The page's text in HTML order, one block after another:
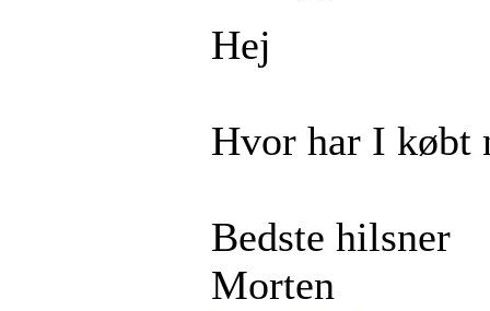
Hej
Hvor har I købt
Bedste hilsner
Morten